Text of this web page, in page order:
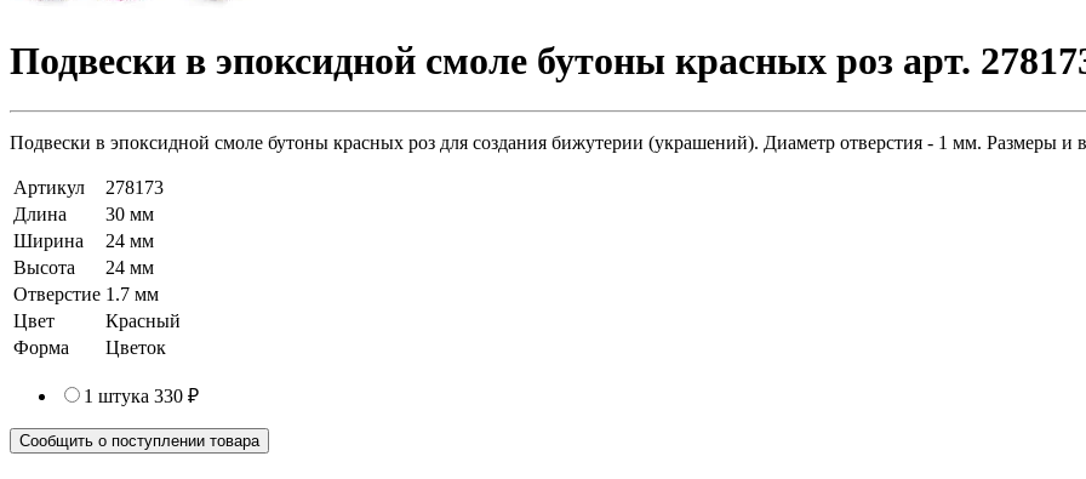
Подвески в эпоксидной смоле бутоны красных роз арт.
Подвески в эпоксидной смоле бутоны красных роз для создания бижутерии (украшений). Диаметр отверстия - 1 мм. Размеры и
Артикул
278173
Длина
30 мм
Ширина
24 мм
Высота
24 мм
Отверстие 1.7 мм
Цвет
Красный
Форма
Цветок
1 штука 330 ₽
Сообщить о поступлении товара